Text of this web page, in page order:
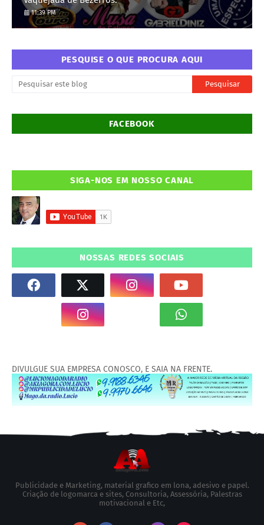
11:39 PM
PESQUISE O QUE PROCURA AQUI
FACEBOOK
SIGA-NOS EM NOSSO CANAL
NOSSAS REDES SOCIAIS
DIVULGUE SUA EMPRESA CONOSCO, E SAIA NA FRENTE.
Publicidade e Marketing, material grafico em lona, adesivo e papel.
Criação de logomarca e sites, Consultoria, Assessória, Palestras
motivacional e Etc,